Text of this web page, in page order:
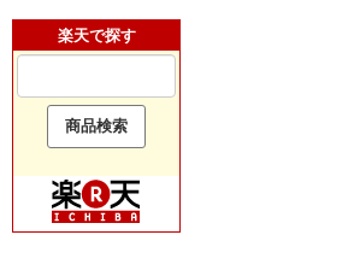
楽天で探す